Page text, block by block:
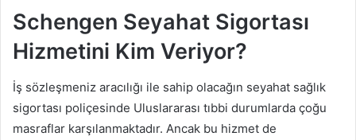
Schengen Seyahat Sigortası
Hizmetini Kim Veriyor?
İş sözleşmeniz aracılığı ile sahip olacağın seyahat sağlık
sigortası poliçesinde Uluslararası tıbbi durumlarda çoğu
masraflar karşılanmaktadır. Ancak bu hizmet de